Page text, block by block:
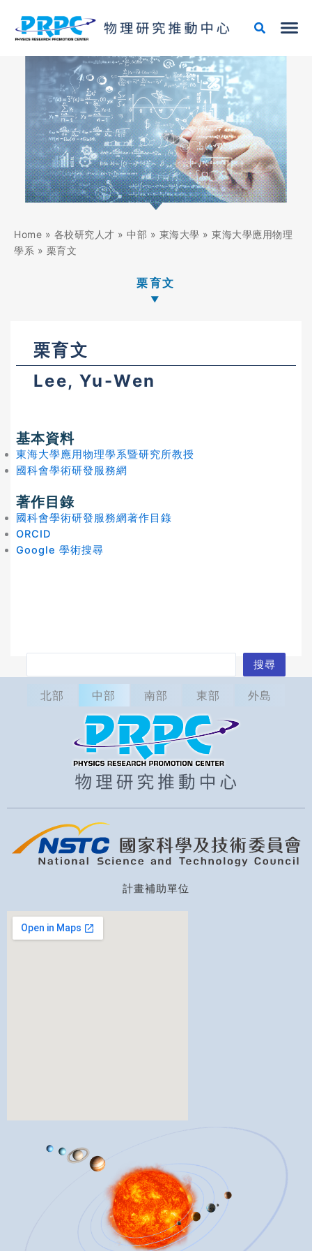
Home » 各校研究人才 » 中部 » 東海大學 » 東海大學應用物理
學系 » 栗育文
栗育文
栗育文
Lee, Yu-Wen
基本資料
東海大學應用物理學系暨研究所教授
國科會學術研發服務網
著作目錄
國科會學術研發服務網著作目錄
ORCID
Google 學術搜尋
搜尋
北部 中部 南部 東部 外島
計畫補助單位